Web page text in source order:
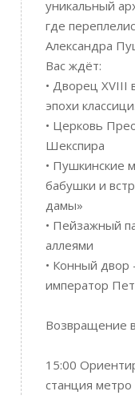
уникальный
где
Александра
Вас ждёт:
• Дворец XVIII
эпохи
• Церковь
Шекспира
• Пушкинские
бабушки и
дамы»
• Пейзажный
аллеями
• Конный двор
император
Возвращение
15:00
станция